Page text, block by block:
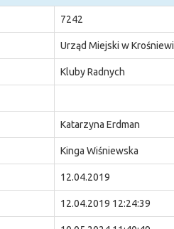
7242
Urząd Miejski w
Kluby Radnych
Katarzyna Erdman
Kinga Wiśniewska
12.04.2019
12.04.2019 12:24:39